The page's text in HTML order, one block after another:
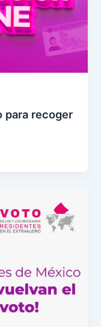
para recoger